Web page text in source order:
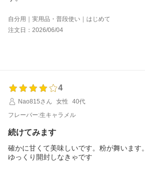
自分用｜実用品・普段使い｜はじめて
注文日：2026/06/04
4
Nao815さん
女性
40代
フレーバー:生キャラメル
続けてみます
確かに甘くて美味しいです。粉が舞います。
ゆっくり開封しなきゃです